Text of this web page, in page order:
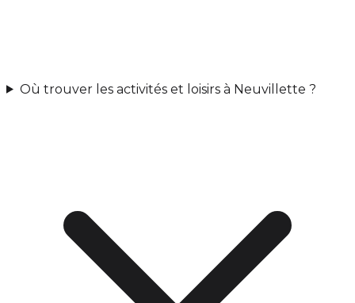
Où trouver les activités et loisirs à Neuvillette ?